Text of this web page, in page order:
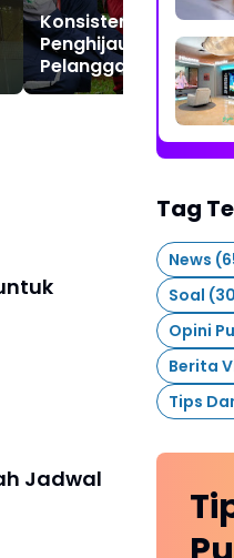
Konsisten Jalankan
Penghijauan
Pelanggan, WSBP
Lebih Dari 2 Ribu
Sepanjang Semester
Jadwal
Tag
News
Soal
Opini
Berita
Tips